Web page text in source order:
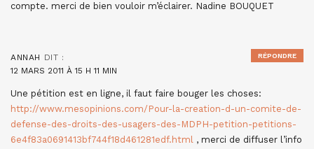
compte. merci de bien vouloir m’éclairer. Nadine BOUQUET
ANNAH DIT :
12 MARS 2011 À 15 H 11 MIN
Une pétition est en ligne, il faut faire bouger les choses:
http://www.mesopinions.com/Pour-la-creation-d-un-comite-de-
defense-des-droits-des-usagers-des-MDPH-petition-petitions-
6e4f83a0691413bf744f18d461281edf.html , merci de diffuser l’info
RÉPONDRE